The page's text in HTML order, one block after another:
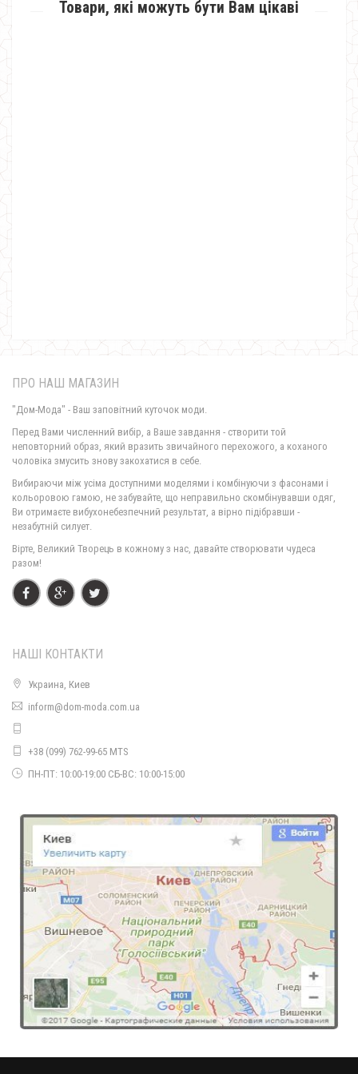
Товари, які можуть бути Вам цікаві
1150.00грн.690.00грн.
Стильне плаття тепле зі вставками шкіри
750.00грн.
ПРО НАШ МАГАЗИН
"Дом-Мода" - Ваш заповітний куточок моди.
Перед Вами численний вибір, а Ваше завдання - створити той
неповторний образ, який вразить звичайного перехожого, а коханого
чоловіка змусить знову закохатися в себе.
Вибираючи між усіма доступними моделями і комбінуючи з фасонами і
кольоровою гамою, не забувайте, що неправильно скомбінувавши одяг,
Ви отримаєте вибухонебезпечний результат, а вірно підібравши -
незабутній силует.
Вірте, Великий Творець в кожному з нас, давайте створювати чудеса
разом!
НАШІ КОНТАКТИ
Украина, Киев
inform@dom-moda.com.ua
+38 (099) 762-99-65 MTS
ПН-ПТ: 10:00-19:00 СБ-ВС: 10:00-15:00